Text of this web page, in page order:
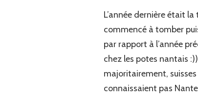
L’année dernière était
commencé à tomber
par rapport à l’année
chez les potes nantais
majoritairement,
connaissaient pas